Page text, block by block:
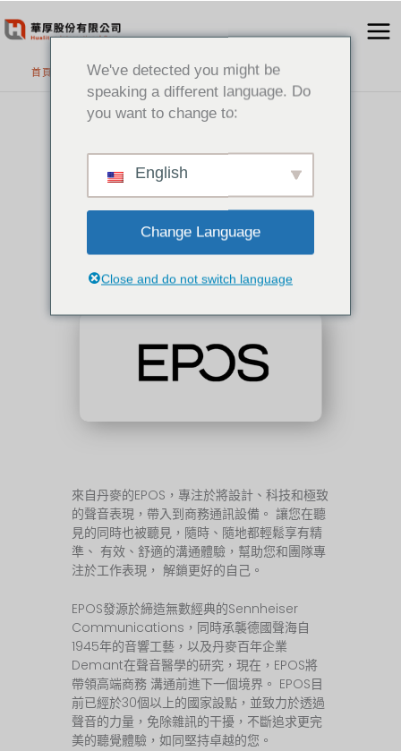
至
首頁 代理品牌
頂尖音訊溝通品牌
來自丹麥的EPOS，專注於將設計、科技和極致
的聲音表現，帶入到商務通訊設備。 讓您在聽
見的同時也被聽見，隨時、隨地都輕鬆享有精
準、 有效、舒適的溝通體驗，幫助您和團隊專
注於工作表現， 解鎖更好的自己。
EPOS發源於締造無數經典的Sennheiser
Communications，同時承襲德國聲海自
1945年的音響工藝，以及丹麥百年企業
Demant在聲音醫學的研究，現在，EPOS將
帶領高端商務 溝通前進下一個境界。 EPOS目
前已經於30個以上的國家設點，並致力於透過
聲音的力量，免除雜訊的干擾，不斷追求更完
美的聽覺體驗，如同堅持卓越的您。
We've detected you might be
speaking a different language. Do
you want to change to:
English
Change Language
Close and do not switch language